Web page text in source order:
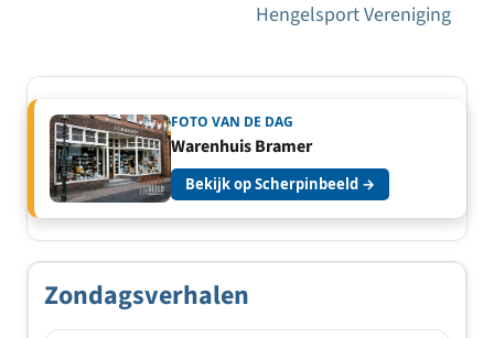
Hengelsport Vereniging
FOTO VAN DE DAG
Warenhuis Bramer
Bekijk op Scherpinbeeld →
Zondagsverhalen